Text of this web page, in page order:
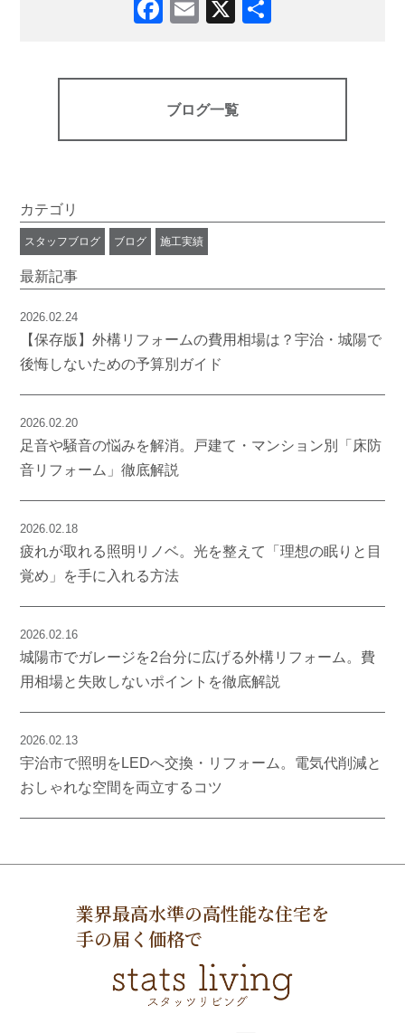
ブログ一覧
カテゴリ
スタッフブログ ブログ 施工実績
最新記事
2026.02.24
【保存版】外構リフォームの費用相場は？宇治・城陽で
後悔しないための予算別ガイド
2026.02.20
足音や騒音の悩みを解消。戸建て・マンション別「床防
音リフォーム」徹底解説
2026.02.18
疲れが取れる照明リノベ。光を整えて「理想の眠りと目
覚め」を手に入れる方法
2026.02.16
城陽市でガレージを2台分に広げる外構リフォーム。費
用相場と失敗しないポイントを徹底解説
2026.02.13
宇治市で照明をLEDへ交換・リフォーム。電気代削減と
おしゃれな空間を両立するコツ
業界最高水準の高性能な住宅を
手の届く価格で